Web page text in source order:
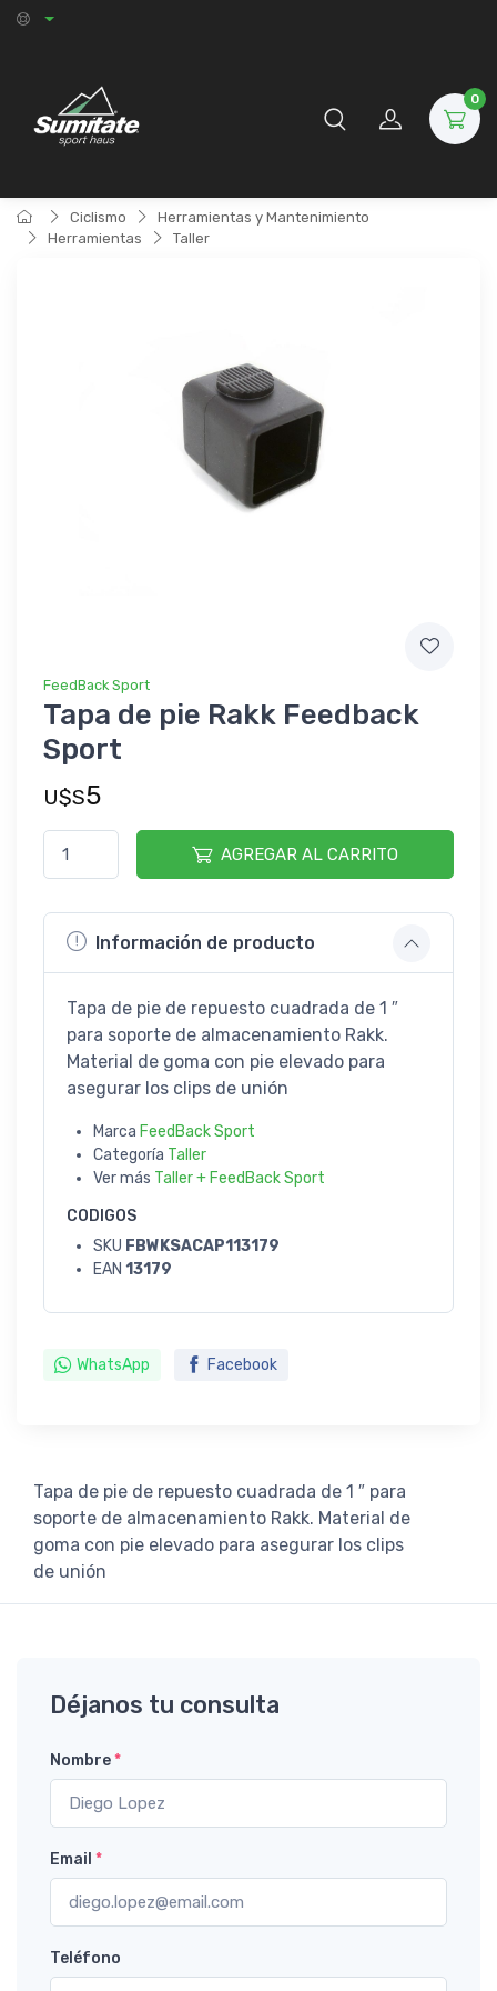
0
Ciclismo
Herramientas y Mantenimiento
Herramientas
Taller
FeedBack Sport
Tapa de pie Rakk Feedback
Sport
U$S5
AGREGAR AL CARRITO
Información de producto
Tapa de pie de repuesto cuadrada de 1 ″
para soporte de almacenamiento Rakk.
Material de goma con pie elevado para
asegurar los clips de unión
Marca FeedBack Sport
Categoría Taller
Ver más Taller + FeedBack Sport
CODIGOS
SKU FBWKSACAP113179
EAN 13179
WhatsApp Facebook
Tapa de pie de repuesto cuadrada de 1 ″ para
soporte de almacenamiento Rakk. Material de
goma con pie elevado para asegurar los clips
de unión
Déjanos tu consulta
Nombre*
Email *
Teléfono